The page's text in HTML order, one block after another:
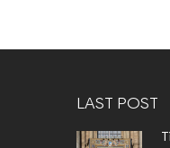
LAST POST